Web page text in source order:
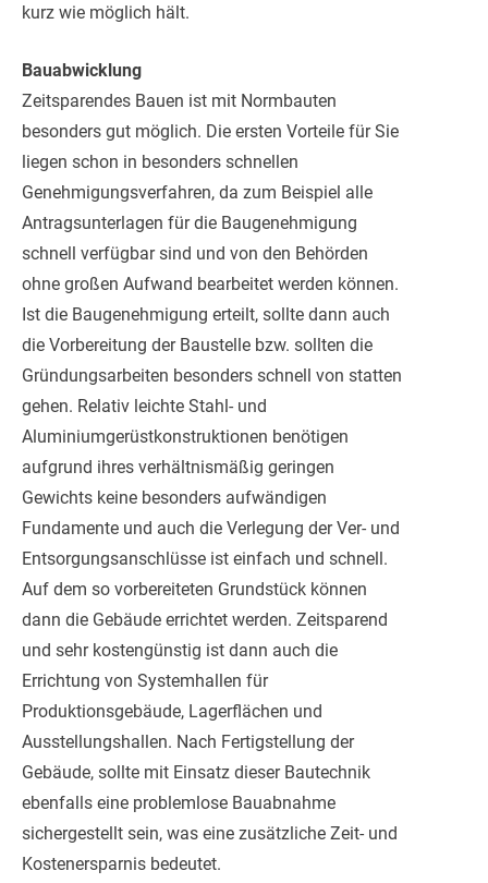
kurz wie möglich hält.
Bauabwicklung
Zeitsparendes Bauen ist mit Normbauten
besonders gut möglich. Die ersten Vorteile für Sie
liegen schon in besonders schnellen
Genehmigungsverfahren, da zum Beispiel alle
Antragsunterlagen für die Baugenehmigung
schnell verfügbar sind und von den Behörden
ohne großen Aufwand bearbeitet werden können.
Ist die Baugenehmigung erteilt, sollte dann auch
die Vorbereitung der Baustelle bzw. sollten die
Gründungsarbeiten besonders schnell von statten
gehen. Relativ leichte Stahl- und
Aluminiumgerüstkonstruktionen benötigen
aufgrund ihres verhältnismäßig geringen
Gewichts keine besonders aufwändigen
Fundamente und auch die Verlegung der Ver- und
Entsorgungsanschlüsse ist einfach und schnell.
Auf dem so vorbereiteten Grundstück können
dann die Gebäude errichtet werden. Zeitsparend
und sehr kostengünstig ist dann auch die
Errichtung von Systemhallen für
Produktionsgebäude, Lagerflächen und
Ausstellungshallen. Nach Fertigstellung der
Gebäude, sollte mit Einsatz dieser Bautechnik
ebenfalls eine problemlose Bauabnahme
sichergestellt sein, was eine zusätzliche Zeit- und
Kostenersparnis bedeutet.